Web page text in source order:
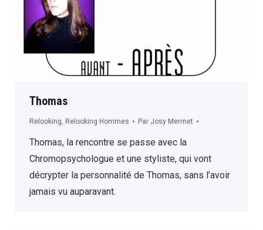
Thomas
Relooking Relooking Hommes Par Josy Mermet
Thomas, la rencontre se passe avec la
Chromopsychologue et une styliste, qui vont
décrypter la personnalité de Thomas, sans l’avoir
jamais vu auparavant.